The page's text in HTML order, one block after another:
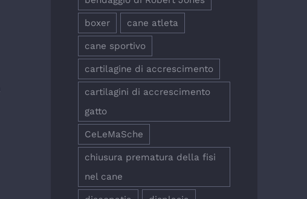
boxer cane atleta
cane sportivo
cartilagine di accrescimento
cartilagini di accrescimento
gatto
CeLeMaSche
chiusura prematura della fisi
nel cane